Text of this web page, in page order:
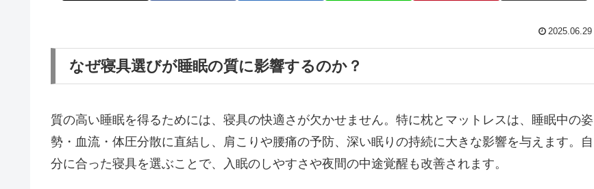
2025.06.29
なぜ寝具選びが睡眠の質に影響するのか？
質の高い睡眠を得るためには、寝具の快適さが欠かせません。特に枕とマットレスは、睡眠中の姿
勢・血流・体圧分散に直結し、肩こりや腰痛の予防、深い眠りの持続に大きな影響を与えます。自
分に合った寝具を選ぶことで、入眠のしやすさや夜間の中途覚醒も改善されます。